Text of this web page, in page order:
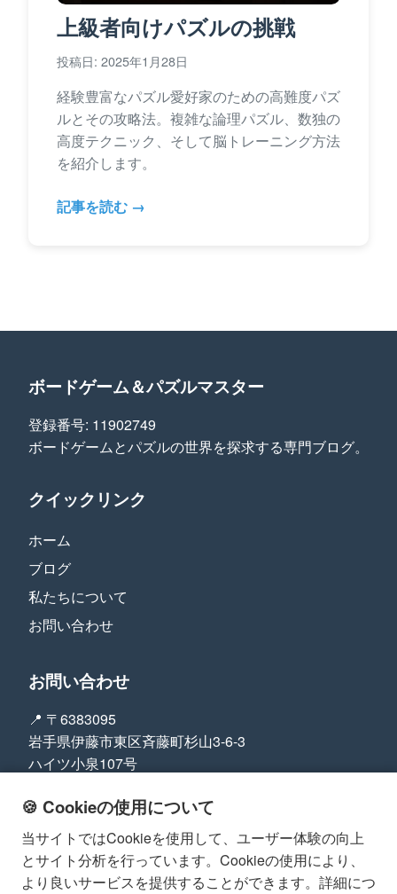
上級者向けパズルの挑戦
投稿日: 2025年1月28日
経験豊富なパズル愛好家のための高難度パズ
ルとその攻略法。複雑な論理パズル、数独の
高度テクニック、そして脳トレーニング方法
を紹介します。
記事を読む →
ボードゲーム＆パズルマスター
登録番号: 11902749
ボードゲームとパズルの世界を探求する専門ブログ。
クイックリンク
ホーム
ブログ
私たちについて
お問い合わせ
お問い合わせ
📍 〒6383095
岩手県伊藤市東区斉藤町杉山3-6-3
ハイツ小泉107号
法的情報
プライバシーポリシー
🍪 Cookieの使用について
当サイトではCookieを使用して、ユーザー体験の向上
とサイト分析を行っています。Cookieの使用により、
より良いサービスを提供することができます。詳細につ